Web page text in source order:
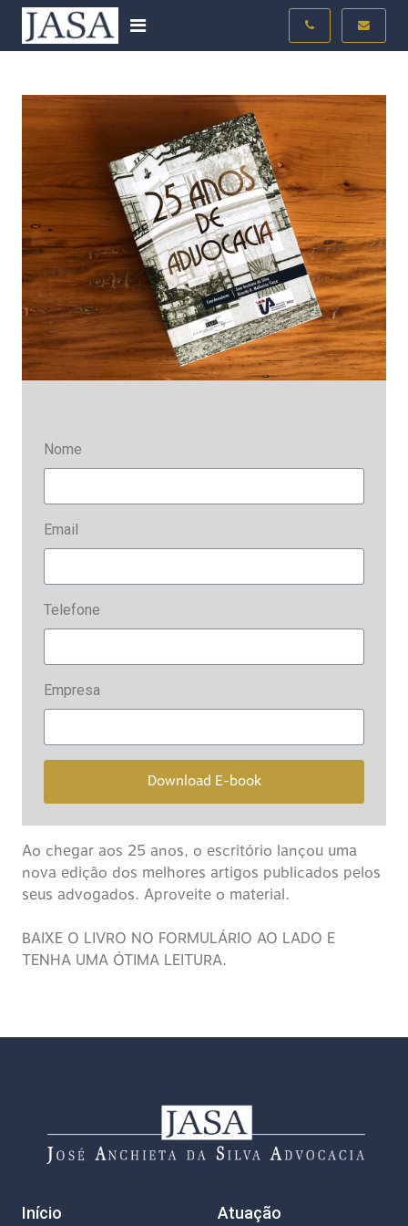
Nome
Email
Telefone
Empresa
Download E-book
Ao chegar aos 25 anos, o escritório lançou uma
nova edição dos melhores artigos publicados pelos
seus advogados. Aproveite o material.
BAIXE O LIVRO NO FORMULÁRIO AO LADO E
TENHA UMA ÓTIMA LEITURA.
Início Atuação